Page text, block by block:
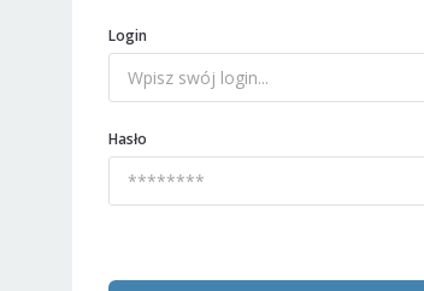
Login
Hasło